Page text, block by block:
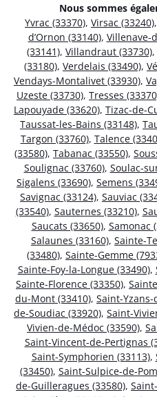
Nous sommes
Yvrac (33370), Virsac (33240),
d’Ornon (33140), Villenave-
(33141), Villandraut (33730),
(33180), Verdelais (33490),
Vendays-Montalivet (33930),
Uzeste (33730), Tresses
Lapouyade (33620), Tizac-de-
Taussat-les-Bains (33148),
Targon (33760), Talence
(33580), Tabanac (33550),
Soulignac (33760), Soulac-
Sigalens (33690), Semens
Savignac (33124), Sauviac
(33540), Sauternes (33210),
Saucats (33650), Samonac
Salaunes (33160), Sainte-
(33480), Sainte-Gemme
Sainte-Foy-la-Longue (33490),
Sainte-Florence (33350),
du-Mont (33410), Saint-
de-Soudiac (33920), Saint-
Vivien-de-Médoc (33590),
Saint-Vincent-de-Pertignas
Saint-Symphorien (33113),
(33450), Saint-Sulpice-de-
de-Guilleragues (33580),